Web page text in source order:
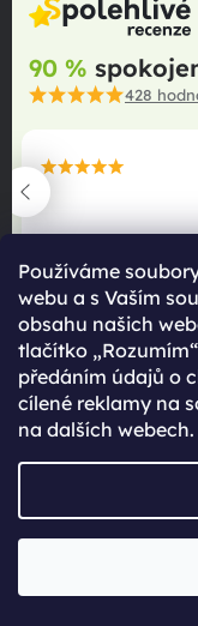
Používáme
webu a s Vaším
obsahu našich
tlačítko
předáním údajů o
cílené reklamy na
na dalších
90 %
428
maximální
22.06.2025
maximální
22.06.2025